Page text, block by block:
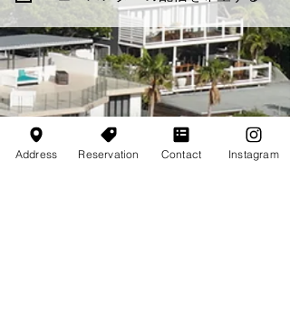
Address Reservation Contact Instagram